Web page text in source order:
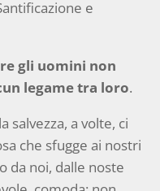
e
gli uomini non
legame tra loro.
salvezza, a volte, ci
che sfugge ai nostri
da noi, dalle noste